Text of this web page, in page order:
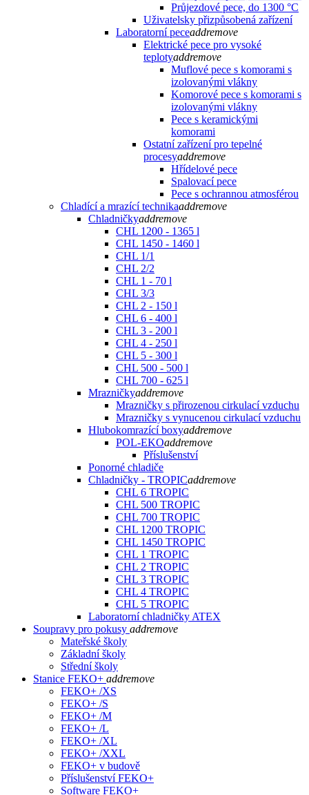
Průjezdové pece, do 1300 °C
Uživatelsky přizpůsobená zařízení
Laboratorní peceaddremove
Elektrické pece pro vysoké
teplotyaddremove
Muflové pece s komorami s
izolovanými vlákny
Komorové pece s komorami s
izolovanými vlákny
Pece s keramickými
komorami
Ostatní zařízení pro tepelné
procesyaddremove
Hřídelové pece
Spalovací pece
Pece s ochrannou atmosférou
Chladící a mrazící technikaaddremove
Chladničkyaddremove
CHL 1200 - 1365 l
CHL 1450 - 1460 l
CHL 1/1
CHL 2/2
CHL 1 - 70 l
CHL 3/3
CHL 2 - 150 l
CHL 6 - 400 l
CHL 3 - 200 l
CHL 4 - 250 l
CHL 5 - 300 l
CHL 500 - 500 l
CHL 700 - 625 l
Mrazničkyaddremove
Mrazničky s přirozenou cirkulací vzduchu
Mrazničky s vynucenou cirkulací vzduchu
Hlubokomrazící boxyaddremove
POL-EKOaddremove
Příslušenství
Ponorné chladiče
Chladničky - TROPICaddremove
CHL 6 TROPIC
CHL 500 TROPIC
CHL 700 TROPIC
CHL 1200 TROPIC
CHL 1450 TROPIC
CHL 1 TROPIC
CHL 2 TROPIC
CHL 3 TROPIC
CHL 4 TROPIC
CHL 5 TROPIC
Laboratorní chladničky ATEX
Soupravy pro pokusy addremove
Mateřské školy
Základní školy
Střední školy
Stanice FEKO+ addremove
FEKO+ /XS
FEKO+ /S
FEKO+ /M
FEKO+ /L
FEKO+ /XL
FEKO+ /XXL
FEKO+ v budově
Příslušenství FEKO+
Software FEKO+